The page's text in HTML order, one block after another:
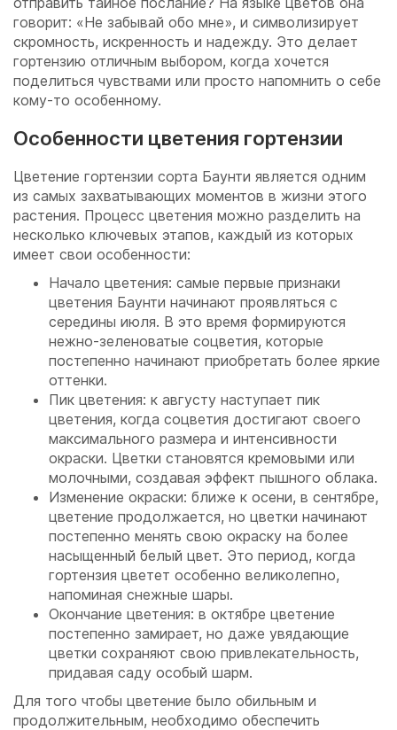
говорит: «Не забывай обо мне», и символизирует
скромность, искренность и надежду. Это делает
гортензию отличным выбором, когда хочется
поделиться чувствами или просто напомнить о себе
кому-то особенному.
Особенности цветения гортензии
Цветение гортензии сорта Баунти является одним
из самых захватывающих моментов в жизни этого
растения. Процесс цветения можно разделить на
несколько ключевых этапов, каждый из которых
имеет свои особенности:
Начало цветения: самые первые признаки
цветения Баунти начинают проявляться с
середины июля. В это время формируются
нежно-зеленоватые соцветия, которые
постепенно начинают приобретать более яркие
оттенки.
Пик цветения: к августу наступает пик
цветения, когда соцветия достигают своего
максимального размера и интенсивности
окраски. Цветки становятся кремовыми или
молочными, создавая эффект пышного облака.
Изменение окраски: ближе к осени, в сентябре,
цветение продолжается, но цветки начинают
постепенно менять свою окраску на более
насыщенный белый цвет. Это период, когда
гортензия цветет особенно великолепно,
напоминая снежные шары.
Окончание цветения: в октябре цветение
постепенно замирает, но даже увядающие
цветки сохраняют свою привлекательность,
придавая саду особый шарм.
Для того чтобы цветение было обильным и
продолжительным, необходимо обеспечить